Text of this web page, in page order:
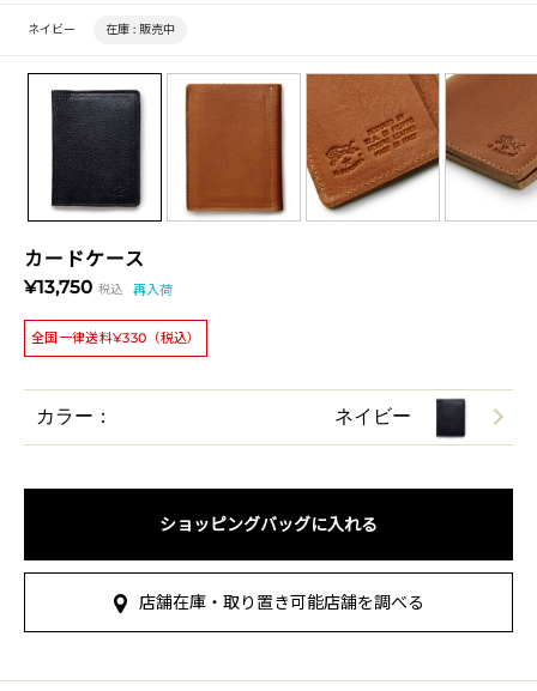
カードケース
¥13,750 税込 再入荷
全国一律送料¥330（税込）
ネイビー 在庫 : 販売中
カラー： ネイビー
ショッピングバッグに入れる
店舗在庫・取り置き可能店舗を調べる